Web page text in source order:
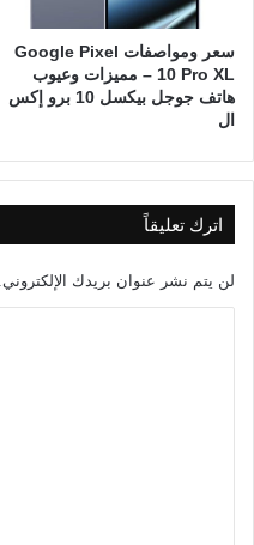
سعر ومواصفات Google Pixel
10 Pro XL – مميزات وعيوب
هاتف جوجل بيكسل 10 برو إكس
ال
اترك تعليقاً
لن يتم نشر عنوان بريدك الإلكتروني.